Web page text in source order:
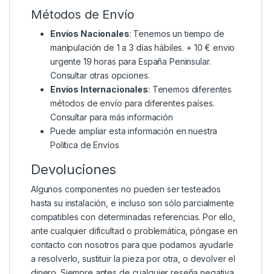
Métodos de Envío
Envíos Nacionales: Tenemos un tiempo de
manipulación de 1 a 3 días hábiles. + 10 € envio
urgente 19 horas para España Peninsular.
Consultar otras opciones.
Envíos Internacionales: Tenemos diferentes
métodos de envío para diferentes países.
Consultar para más información
Puede ampliar esta información en nuestra
Política de Envíos
Devoluciones
Algunos componentes no pueden ser testeados
hasta su instalación, e incluso son sólo parcialmente
compatibles con determinadas referencias. Por ello,
ante cualquier dificultad o problemática, póngase en
contacto con nosotros para que podamos ayudarle
a resolverlo, sustituir la pieza por otra, o devolver el